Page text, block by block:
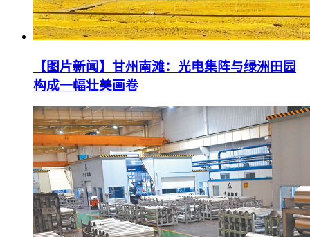
【图片新闻】甘州南滩：光电集阵与绿洲田园
构成一幅壮美画卷